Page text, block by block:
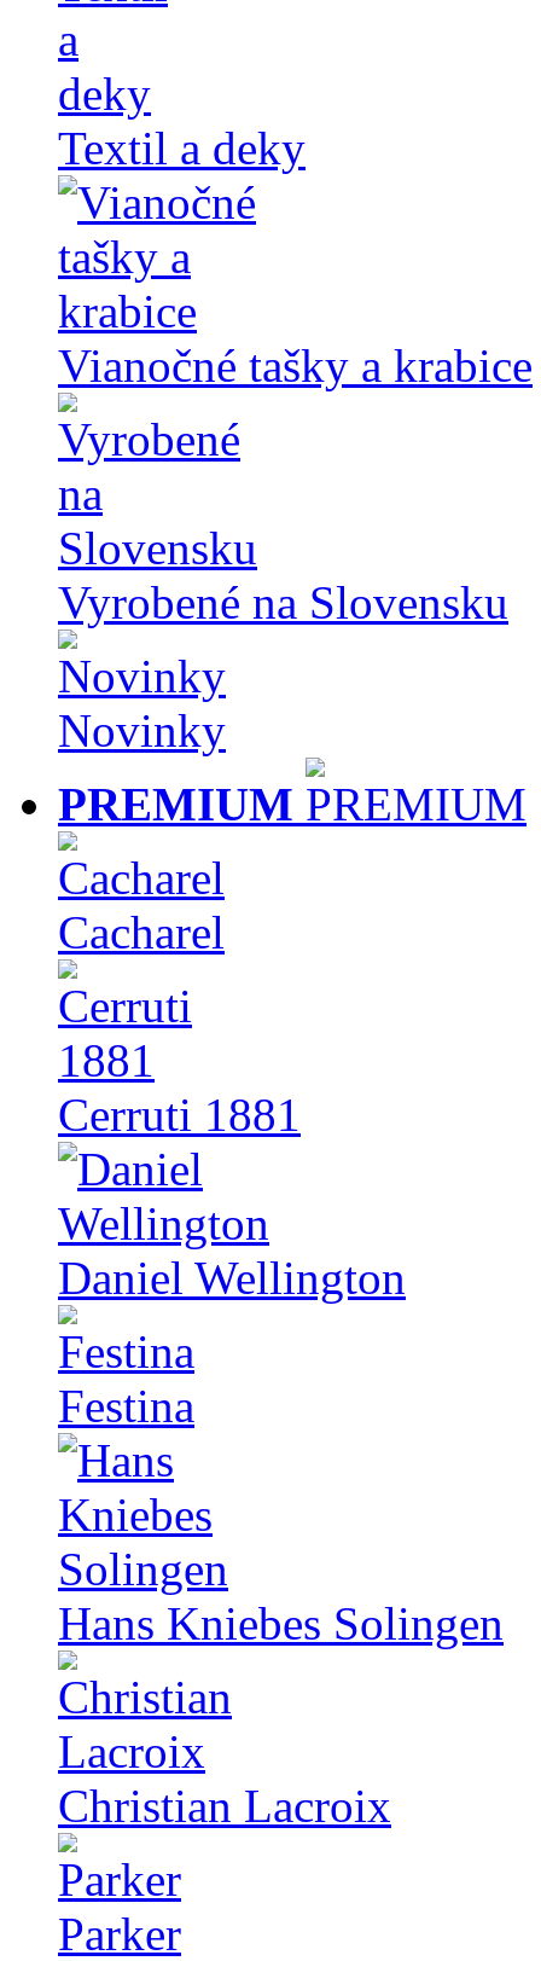
Textil a deky
Vianočné tašky a krabice
Vyrobené na Slovensku
Novinky
PREMIUM
Cacharel
Cerruti 1881
Daniel Wellington
Festina
Hans Kniebes Solingen
Christian Lacroix
Parker